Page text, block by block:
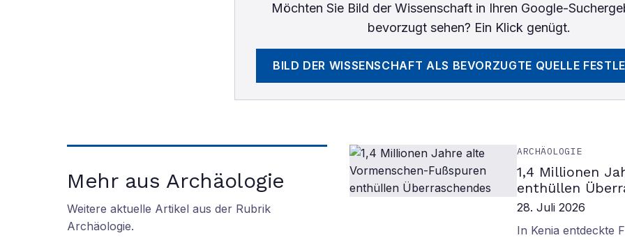
Möchten Sie Bild der Wissenschaftin Ihren Google-
bevorzugt sehen? Ein Klick genügt.
BILD DER WISSENSCHAFT ALS BEVORZUGTE QUELLE
Mehr aus Archäologie
Weitere aktuelle Artikel aus der Rubrik
Archäologie.
ARCHÄOLOGIE
1,4 Millionen
enthüllen
28. Juli 2026
In Kenia entdeckte